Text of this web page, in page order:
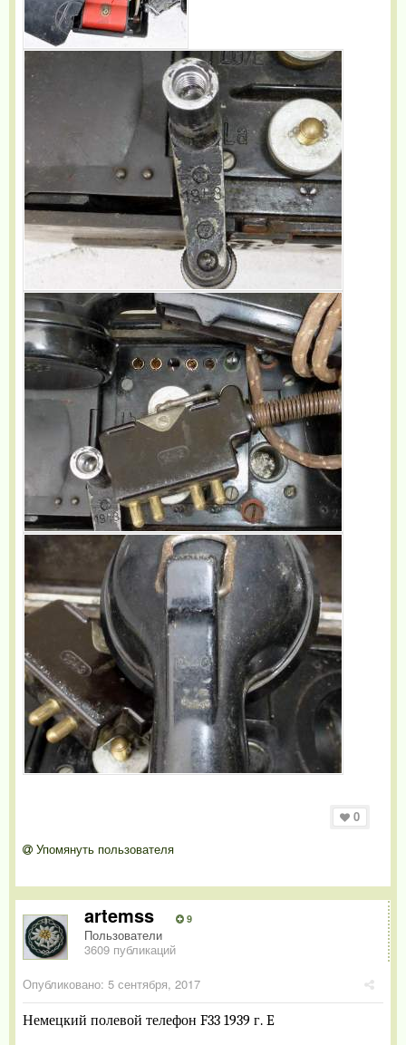
0
Упомянуть пользователя
artemss 9
Пользователи
3609 публикаций
Опубликовано: 5 сентября, 2017
Немецкий полевой телефон F33 1939 г. E